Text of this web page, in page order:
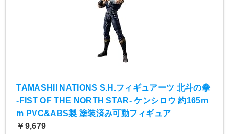
TAMASHII NATIONS S.H.フィギュアーツ 北斗の拳
-FIST OF THE NORTH STAR- ケンシロウ 約165m
m PVC&ABS製 塗装済み可動フィギュア
￥9,679